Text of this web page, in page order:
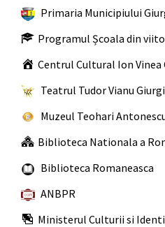
Primaria Municipiului
Programul Școala din
Centrul Cultural Ion Vinea
Teatrul Tudor Vianu
Muzeul Teohari
Biblioteca Nationala a
Biblioteca Romaneasca
ANBPR
Ministerul Culturii si